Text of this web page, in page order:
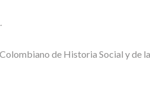
de Historia Social y de la